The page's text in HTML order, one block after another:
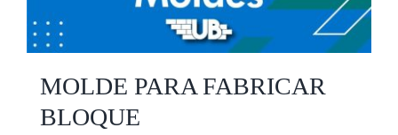
MOLDE PARA FABRICAR
BLOQUE